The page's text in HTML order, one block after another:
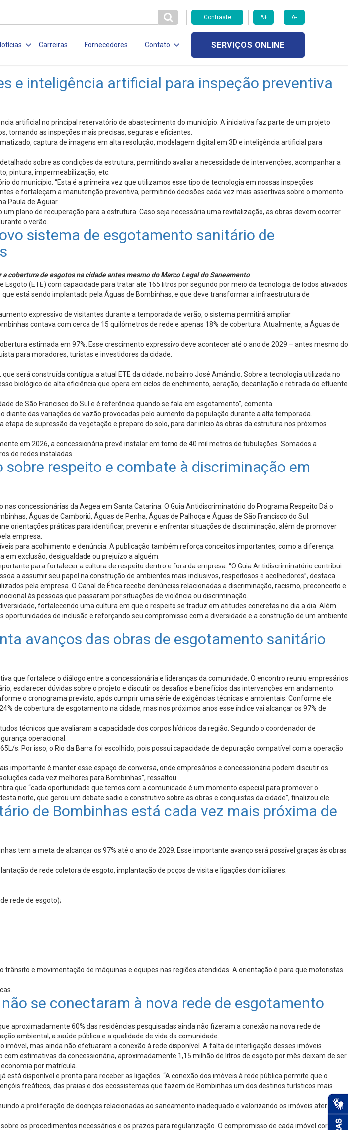
Contraste A+ A-
Carreiras Fornecedores Contato SERVIÇOS ONLINE
e inteligência artificial para inspeção preventiva
artificial no principal reservatório de abastecimento do município. A iniciativa faz parte de um projeto
tornando as inspeções mais precisas, seguras e eficientes.
captura de imagens em alta resolução, modelagem digital em 3D e inteligência artificial para
sobre as condições da estrutura, permitindo avaliar a necessidade de intervenções, acompanhar a
pintura, impermeabilização, etc.
do município. “Esta é a primeira vez que utilizamos esse tipo de tecnologia em nossas inspeções
e fortaleçam a manutenção preventiva, permitindo decisões cada vez mais assertivas sobre o momento
Paula de Aguiar.
plano de recuperação para a estrutura. Caso seja necessária uma revitalização, as obras devem ocorrer
o verão.
sistema de esgotamento sanitário de
cobertura de esgotos na cidade antes mesmo do Marco Legal do Saneamento
(ETE) com capacidade para tratar até 165 litros por segundo por meio da tecnologia de lodos ativados
está sendo implantado pela Águas de Bombinhas, e que deve transformar a infraestrutura de
expressivo de visitantes durante a temporada de verão, o sistema permitirá ampliar
contava com cerca de 15 quilômetros de rede e apenas 18% de cobertura. Atualmente, a Águas de
estimada em 97%. Esse crescimento expressivo deve acontecer até o ano de 2029 – antes mesmo do
para moradores, turistas e investidores da cidade.
será construída contígua a atual ETE da cidade, no bairro José Amândio. Sobre a tecnologia utilizada no
biológico de alta eficiência que opera em ciclos de enchimento, aeração, decantação e retirada do efluente
de São Francisco do Sul e é referência quando se fala em esgotamento”, comenta.
das variações de vazão provocadas pelo aumento da população durante a alta temporada.
de supressão da vegetação e preparo do solo, para dar início às obras da estrutura nos próximos
em 2026, a concessionária prevê instalar em torno de 40 mil metros de tubulações. Somados a
de redes instaladas.
respeito e combate à discriminação em
concessionárias da Aegea em Santa Catarina. O Guia Antidiscriminatório do Programa Respeito Dá o
Águas de Camboriú, Águas de Penha, Águas de Palhoça e Águas de São Francisco do Sul.
orientações práticas para identificar, prevenir e enfrentar situações de discriminação, além de promover
empresa.
para acolhimento e denúncia. A publicação também reforça conceitos importantes, como a diferença
exclusão, desigualdade ou prejuízo a alguém.
para fortalecer a cultura de respeito dentro e fora da empresa. “O Guia Antidiscriminatório contribui
a assumir seu papel na construção de ambientes mais inclusivos, respeitosos e acolhedores”, destaca.
pela empresa. O Canal de Ética recebe denúncias relacionadas a discriminação, racismo, preconceito e
às pessoas que passaram por situações de violência ou discriminação.
fortalecendo uma cultura em que o respeito se traduz em atitudes concretas no dia a dia. Além
de inclusão e reforçando seu compromisso com a diversidade e a construção de um ambiente
avanços das obras de esgotamento sanitário
que fortalece o diálogo entre a concessionária e lideranças da comunidade. O encontro reuniu empresários
esclarecer dúvidas sobre o projeto e discutir os desafios e benefícios das intervenções em andamento.
o cronograma previsto, após cumprir uma série de exigências técnicas e ambientais. Conforme ele
de cobertura de esgotamento na cidade, mas nos próximos anos esse índice vai alcançar os 97% de
técnicos que avaliaram a capacidade dos corpos hídricos da região. Segundo o coordenador de
operacional.
s. Por isso, o Rio da Barra foi escolhido, pois possui capacidade de depuração compatível com a operação
importante é manter esse espaço de conversa, onde empresários e concessionária podem discutir os
cada vez melhores para Bombinhas”, ressaltou.
que “cada oportunidade que temos com a comunidade é um momento especial para promover o
noite, que gerou um debate sadio e construtivo sobre as obras e conquistas da cidade”, finalizou ele.
de Bombinhas está cada vez mais próxima de
tem a meta de alcançar os 97% até o ano de 2029. Esse importante avanço será possível graças às obras
de rede coletora de esgoto, implantação de poços de visita e ligações domiciliares.
rede de esgoto);
e movimentação de máquinas e equipes nas regiões atendidas. A orientação é para que motoristas
se conectaram à nova rede de esgotamento
aproximadamente 60% das residências pesquisadas ainda não fizeram a conexão na nova rede de
ambiental, a saúde pública e a qualidade de vida da comunidade.
mas ainda não efetuaram a conexão à rede disponível. A falta de interligação desses imóveis
estimativas da concessionária, aproximadamente 1,15 milhão de litros de esgoto por mês deixam de ser
por matrícula.
disponível e pronta para receber as ligações. “A conexão dos imóveis à rede pública permite que o
freáticos, das praias e dos ecossistemas que fazem de Bombinhas um dos destinos turísticos mais
a proliferação de doenças relacionadas ao saneamento inadequado e valorizando os imóveis atendidos
os procedimentos necessários e os prazos para regularização. O compromisso de cada imóvel com a